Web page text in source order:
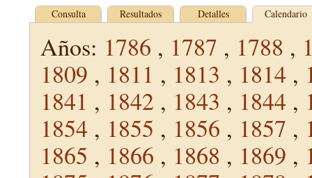
Consulta Resultados Detalles Calendario
Años: 1786 , 1787 , 1788 ,
1809 , 1811 , 1813 , 1814 ,
1841 , 1842 , 1843 , 1844 ,
1854 , 1855 , 1856 , 1857 ,
1865 , 1866 , 1868 , 1869 ,